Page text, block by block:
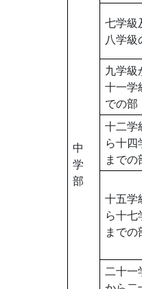
中
学
部
七学級
八学級
九学級
十一学
での部
十二学
ら十四
までの
十五学
ら十七
までの
二十一